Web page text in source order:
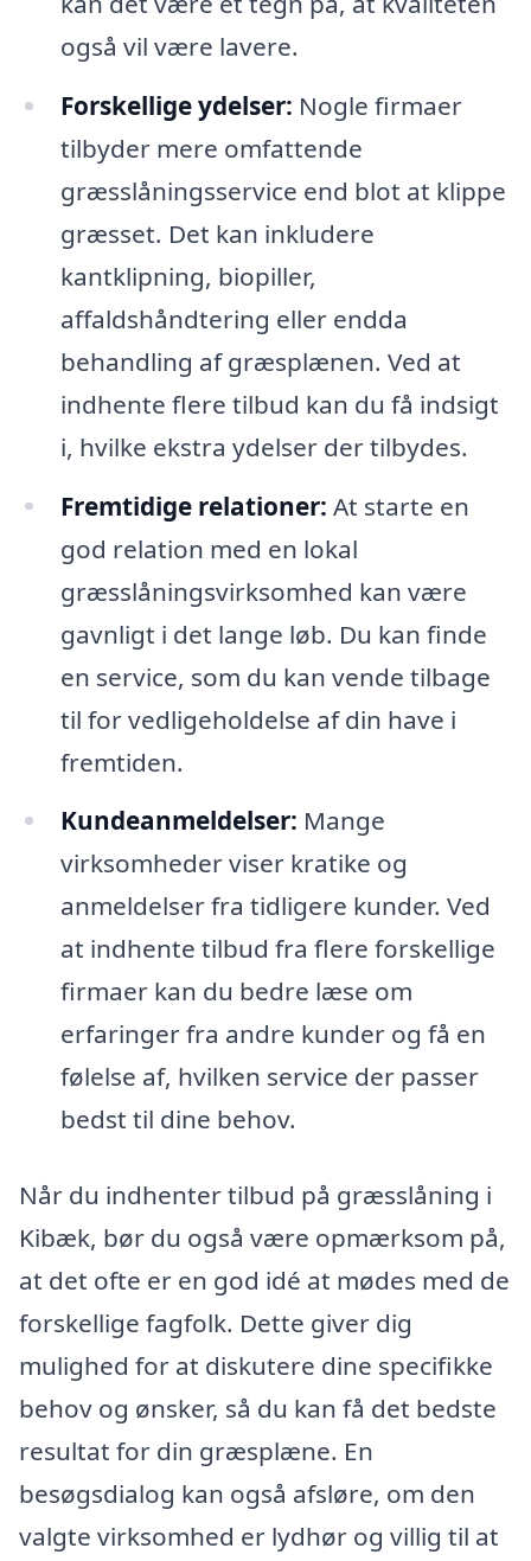
også vil være lavere.
Forskellige ydelser: Nogle firmaer
tilbyder mere omfattende
græsslåningsservice end blot at klippe
græsset. Det kan inkludere
kantklipning, biopiller,
affaldshåndtering eller endda
behandling af græsplænen. Ved at
indhente flere tilbud kan du få indsigt
i, hvilke ekstra ydelser der tilbydes.
Fremtidige relationer: At starte en
god relation med en lokal
græsslåningsvirksomhed kan være
gavnligt i det lange løb. Du kan finde
en service, som du kan vende tilbage
til for vedligeholdelse af din have i
fremtiden.
Kundeanmeldelser: Mange
virksomheder viser kratike og
anmeldelser fra tidligere kunder. Ved
at indhente tilbud fra flere forskellige
firmaer kan du bedre læse om
erfaringer fra andre kunder og få en
følelse af, hvilken service der passer
bedst til dine behov.
Når du indhenter tilbud på græsslåning i
Kibæk, bør du også være opmærksom på,
at det ofte er en god idé at mødes med de
forskellige fagfolk. Dette giver dig
mulighed for at diskutere dine specifikke
behov og ønsker, så du kan få det bedste
resultat for din græsplæne. En
besøgsdialog kan også afsløre, om den
valgte virksomhed er lydhør og villig til at